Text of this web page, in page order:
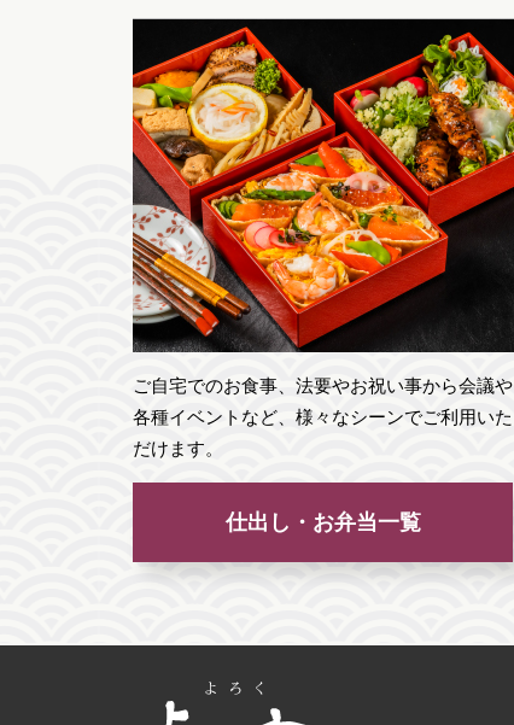
ご自宅でのお食事、法要やお祝い事から会議や
各種イベントなど、様々なシーンでご利用いた
だけます。
仕出し・お弁当一覧